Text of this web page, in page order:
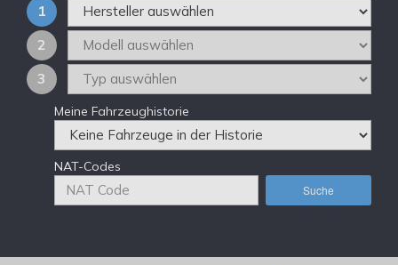
1
2
3
Meine Fahrzeughistorie
NAT-Codes
Suche